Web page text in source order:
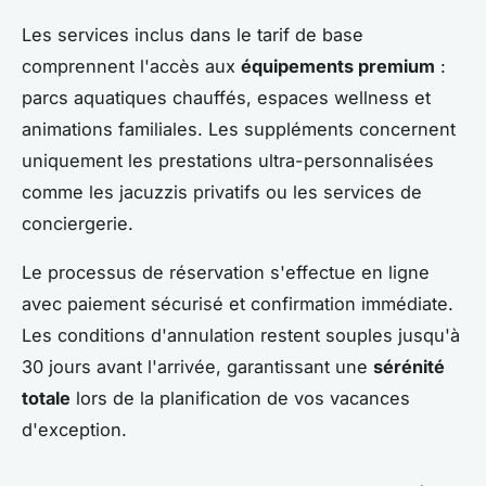
Les services inclus dans le tarif de base
comprennent l'accès aux équipements premium :
parcs aquatiques chauffés, espaces wellness et
animations familiales. Les suppléments concernent
uniquement les prestations ultra-personnalisées
comme les jacuzzis privatifs ou les services de
conciergerie.
Le processus de réservation s'effectue en ligne
avec paiement sécurisé et confirmation immédiate.
Les conditions d'annulation restent souples jusqu'à
30 jours avant l'arrivée, garantissant une sérénité
totale lors de la planification de vos vacances
d'exception.